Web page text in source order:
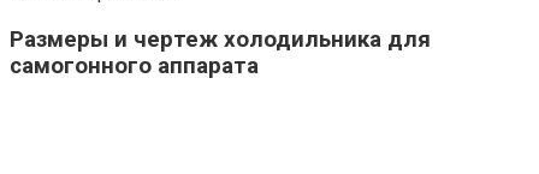
Размеры и чертеж холодильника для
самогонного аппарата